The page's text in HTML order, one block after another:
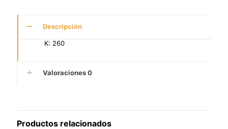
Descripción
K: 260
Valoraciones0
Productos relacionados